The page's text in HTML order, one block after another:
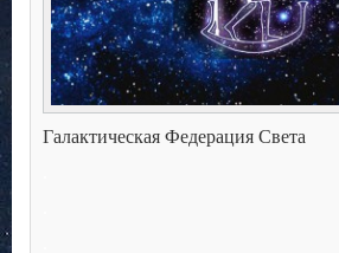
Галактическая Федерация Света